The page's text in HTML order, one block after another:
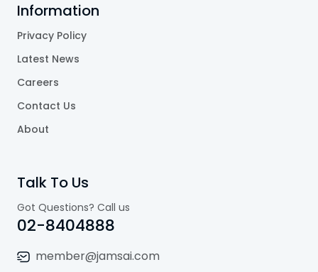
Information
Privacy Policy
Latest News
Careers
Contact Us
About
Talk To Us
Got Questions? Call us
02-8404888
member@jamsai.com